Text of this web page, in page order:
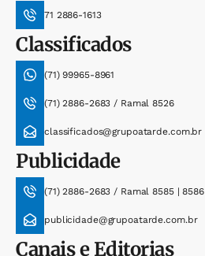
71 2886-1613
Classificados
(71) 99965-8961
(71) 2886-2683 / Ramal 8526
classificados@grupoatarde.com.br
Publicidade
(71) 2886-2683 / Ramal 8585 | 8586
publicidade@grupoatarde.com.br
Canais e Editorias